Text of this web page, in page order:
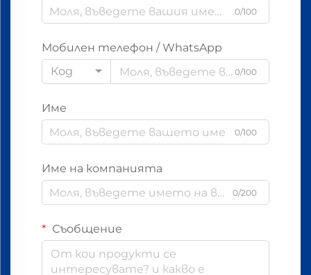
0/100
Мобилен телефон / WhatsApp
Код
0/100
Име
0/100
Име на компанията
0/200
Съобщение